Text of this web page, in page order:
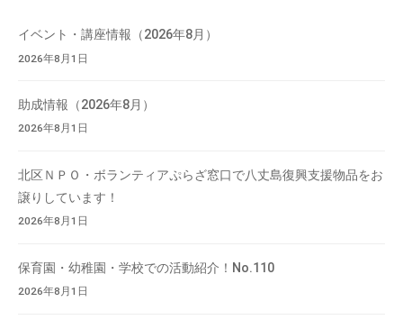
イベント・講座情報（2026年8月）
2026年8月1日
助成情報（2026年8月）
2026年8月1日
北区ＮＰＯ・ボランティアぷらざ窓口で八丈島復興支援物品をお
譲りしています！
2026年8月1日
保育園・幼稚園・学校での活動紹介！No.110
2026年8月1日